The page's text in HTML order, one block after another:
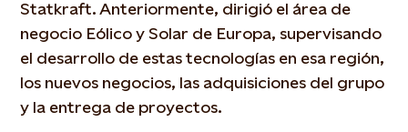
Statkraft. Anteriormente, dirigió el área de
negocio Eólico y Solar de Europa, supervisando
el desarrollo de estas tecnologías en esa región,
los nuevos negocios, las adquisiciones del grupo
y la entrega de proyectos.